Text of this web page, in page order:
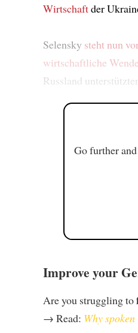
Wirtschaftder
Selensky steht nun
wirtschaftliche
Russland
Go further
Improve your
Are you struggling to
→ Read: Why